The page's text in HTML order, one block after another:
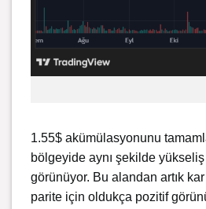
1.55$ akümülasyonunu
bölgeyide aynı şekilde
görünüyor. Bu alandan artık
parite için oldukça pozitif